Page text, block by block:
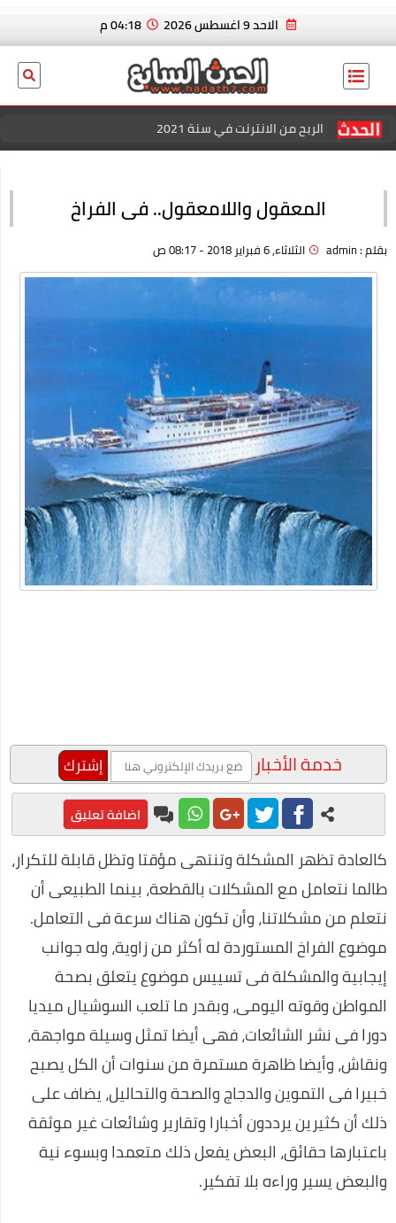
الاحد 9 اغسطس 2026 04:18 م
الربح من الانترنت في سنة 2021
إسلامه رسميا
بسكوت العشردقايق
الربح من الانترنت في سنة 2021
منصة كل الكوبونات للحصول علي افضل خصم عند الشراء
افضل خصومات المتاجر الإلكترونية للتسوق عبر كوبون زاد
اقوي عروض وباقات فودافون
أداة محول التاريخ
ما هو الفرق بين لقاحات كورونا الثلاث الشهيرة؟ وأي واحد يتوجب
عليك أن تأخذه؟
شركة خدمات منزلية بالدمام
عبارات عن البيئة
أهمية دعم بحث وتطوير أعمال الشركات في الوقت الحالي
الفوبيا وحالات الفزع الشديد!
كتاب جديد للكاتب "محمد عبد المعز حميد " يرصد دور وسائل
الاجتماعي بعنوان "الإعلام العفوي"
محمد عبد المعز حميد يفوز بجائزة أفضل فيلم توعوي عن المخدرات
طرق مربحة للعمل من المنزل
محمد رجب يبدع في مسلسل ضربة معلم في اولي حلقات المسلسل
على غرار أحمد خالد توفيق.. محمود عوض يتألق في ربوع الثقافة
قرارات صارمة وغرامات كبيرة علي المواطنين لمواجهة كورونا
صناعة العطور في المنزل
مراحل علاج إدمان الكحول
احسن برامج الكمبيوتر 2020
التداول عن طريق الانترنت
فوائد السمسم المدهشة (أكثر من 10 فوائد رائعة)
طريقة عمل الفطير المشلتت مثل المخابز
المعقول واللامعقول.. فى الفراخ
بقلم :admin الثلاثاء, 6 فبراير 2018 - 08:17 ص
خدمة الأخبار
اضافة تعليق
كالعادة تظهر المشكلة وتنتهى مؤقتا وتظل قابلة للتكرار،
طالما نتعامل مع المشكلات بالقطعة، بينما الطبيعى أن
نتعلم من مشكلاتنا، وأن تكون هناك سرعة فى التعامل.
موضوع الفراخ المستوردة له أكثر من زاوية، وله جوانب
إيجابية والمشكلة فى تسييس موضوع يتعلق بصحة
المواطن وقوته اليومى، وبقدر ما تلعب السوشيال ميديا
دورا فى نشر الشائعات، فهى أيضا تمثل وسيلة مواجهة،
ونقاش، وأيضا ظاهرة مستمرة من سنوات أن الكل يصبح
خبيرا فى التموين والدجاج والصحة والتحاليل، يضاف على
ذلك أن كثيرين يرددون أخبارا وتقارير وشائعات غير موثقة
باعتبارها حقائق، البعض يفعل ذلك متعمدا وبسوء نية
والبعض يسير وراءه بلا تفكير.